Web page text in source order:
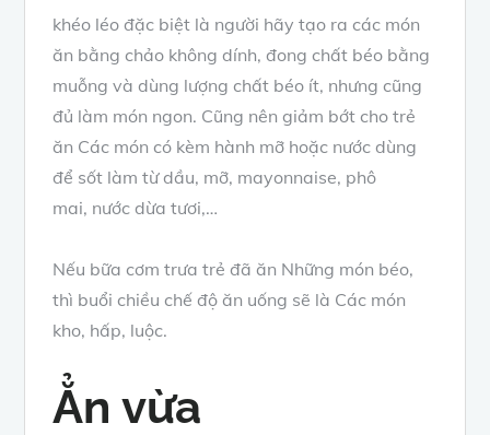
khéo léo đặc biệt là người hãytạo ra các món
ăn bằng chảo không dính, đong chất béo bằng
muỗngvà dùng lượng chất béo ít, nhưng cũng
đủ làm món ngon. Cũng nêngiảm bớt cho trẻ
ăn Các món có kèm hành mỡ hoặc nước dùng
để sốt làm từ dầu, mỡ, mayonnaise, phô
mai, nước dừa tươi,…
Nếu bữa cơm trưa trẻ đã ăn Những món béo,
thì buổi chiều chế độ ăn uống sẽ là Các món
kho, hấp, luộc.
Ẳnvừa